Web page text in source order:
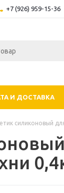
+7 (926) 959-15-36
И ДОСТАВКА
силиконовый